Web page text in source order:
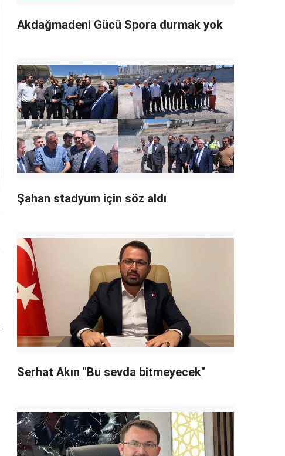
Akdağmadeni Gücü Spora durmak yok
Şahan stadyum için söz aldı
Serhat Akın "Bu sevda bitmeyecek"